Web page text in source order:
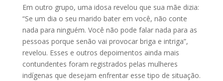
Em outro grupo, uma idosa revelou que sua mãe dizia:
“Se um dia o seu marido bater em você, não conte
nada para ninguém. Você não pode falar nada para as
pessoas porque senão vai provocar briga e intriga”,
revelou. Esses e outros depoimentos ainda mais
contundentes foram registrados pelas mulheres
indígenas que desejam enfrentar esse tipo de situação.